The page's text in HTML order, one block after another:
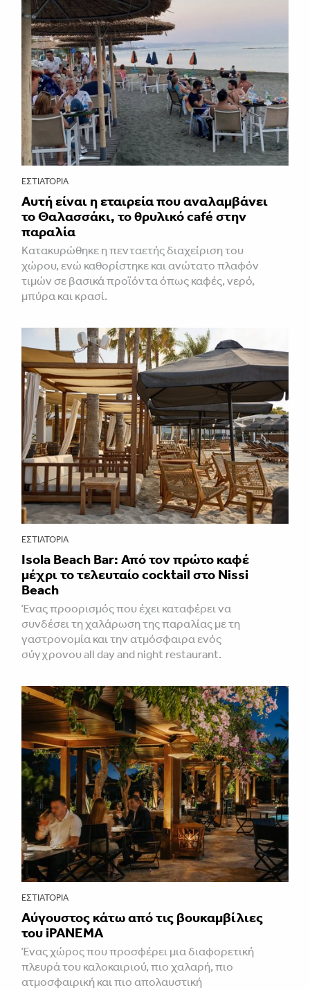
ΕΣΤΙΑΤΌΡΙΑ
Αυτή είναι η εταιρεία που αναλαμβάνει
το Θαλασσάκι, το θρυλικό café στην
παραλία
Κατακυρώθηκε η πενταετής διαχείριση του
χώρου, ενώ καθορίστηκε και ανώτατο πλαφόν
τιμών σε βασικά προϊόντα όπως καφές, νερό,
μπύρα και κρασί.
ΕΣΤΙΑΤΌΡΙΑ
Isola Beach Bar: Από τον πρώτο καφέ
μέχρι το τελευταίο cocktail στο Nissi
Beach
Ένας προορισμός που έχει καταφέρει να
συνδέσει τη χαλάρωση της παραλίας με τη
γαστρονομία και την ατμόσφαιρα ενός
σύγχρονου all day and night restaurant.
ΕΣΤΙΑΤΌΡΙΑ
Αύγουστος κάτω από τις βουκαμβίλιες
του iPANEMA
Ένας χώρος που προσφέρει μια διαφορετική
πλευρά του καλοκαιριού, πιο χαλαρή, πιο
ατμοσφαιρική και πιο απολαυστική